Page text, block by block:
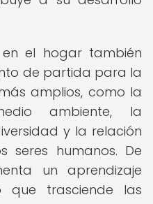
en el hogar también
de partida para la
amplios, como la
ambiente, la
y la relación
seres humanos. De
un aprendizaje
que trasciende las